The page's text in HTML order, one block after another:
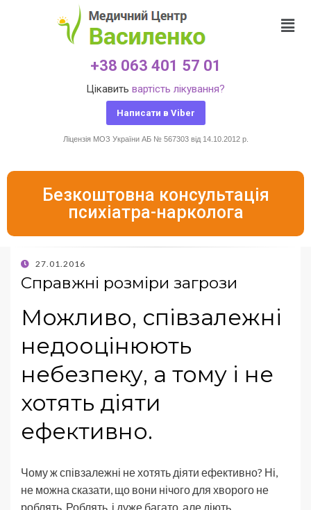
+38 063 401 57 01
Цікавить вартість лікування?
Написати в Viber
Ліцензія МОЗ України АБ № 567303 від 14.10.2012 р.
Безкоштовна консультація
психіатра-нарколога
27.01.2016
Справжні розміри загрози
Можливо, співзалежні
недооцінюють
небезпеку, а тому і не
хотять діяти
ефективно.
Чому ж співзалежні не хотять діяти ефективно? Ні,
не можна сказати, що вони нічого для хворого не
роблять. Роблять, і дуже багато, але діють